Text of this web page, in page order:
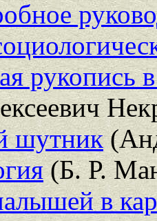
рукопись
шутник
(Б. Р.
в